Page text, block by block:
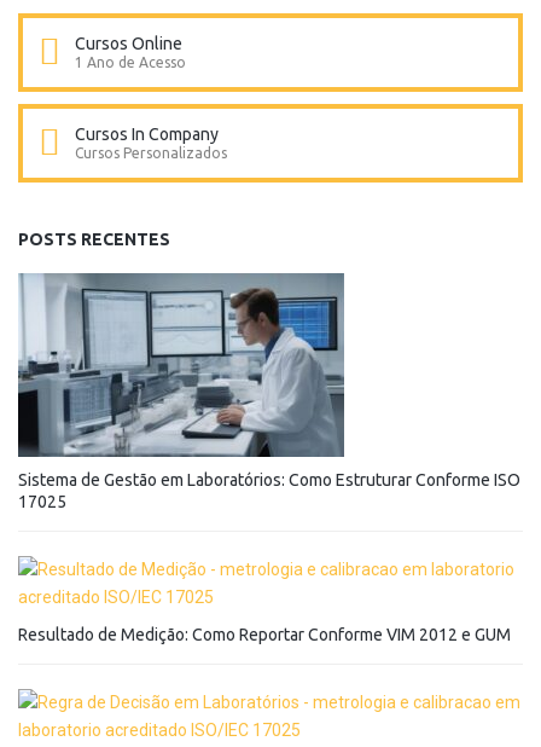
Cursos Online
1 Ano de Acesso
Cursos In Company
Cursos Personalizados
POSTS RECENTES
Sistema de Gestão em Laboratórios: Como Estruturar Conforme ISO
17025
Resultado de Medição: Como Reportar Conforme VIM 2012 e GUM